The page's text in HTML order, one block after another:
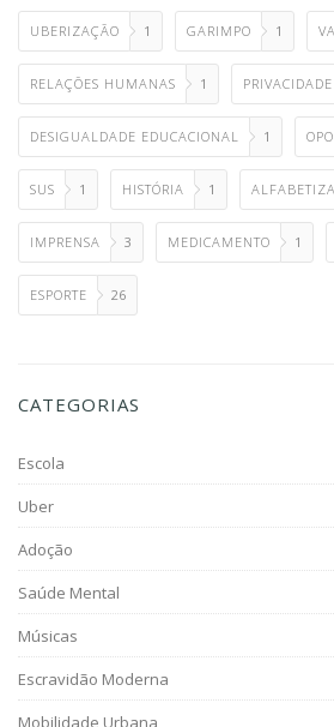
UBERIZAÇÃO 1 GARIMPO 1
RELAÇÕES HUMANAS 1 PRIVACIDADE
DESIGUALDADE EDUCACIONAL 1
SUS 1 HISTÓRIA 1
IMPRENSA 3 MEDICAMENTO 1
ESPORTE 26
CATEGORIAS
Escola
Uber
Adoção
Saúde Mental
Músicas
Escravidão Moderna
Mobilidade Urbana